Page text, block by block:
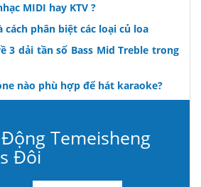
MIDI hay KTV ?
cách phân biệt các loại củ loa
3 dải tần số Bass Mid Treble trong
nào phù hợp để hát karaoke?
Temeisheng
Đôi